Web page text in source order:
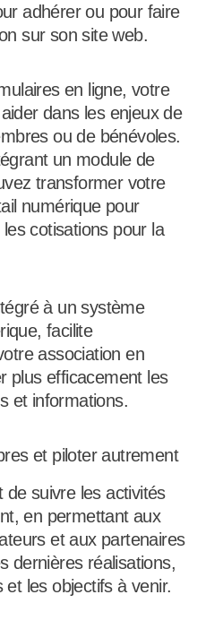
adhérer ou pour faire
sur son site web.
en ligne, votre
dans les enjeux de
ou de bénévoles.
un module de
transformer votre
numérique pour
cotisations pour la
à un système
facilite
association en
plus efficacement les
et informations.
et piloter autrement
de suivre les activités
en permettant aux
et aux partenaires
dernières réalisations,
les objectifs à venir.